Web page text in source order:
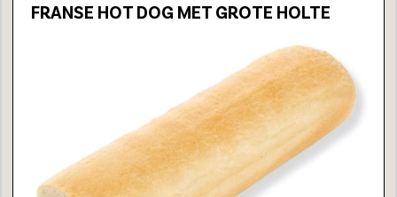
FRANSE HOT DOG MET GROTE HOLTE